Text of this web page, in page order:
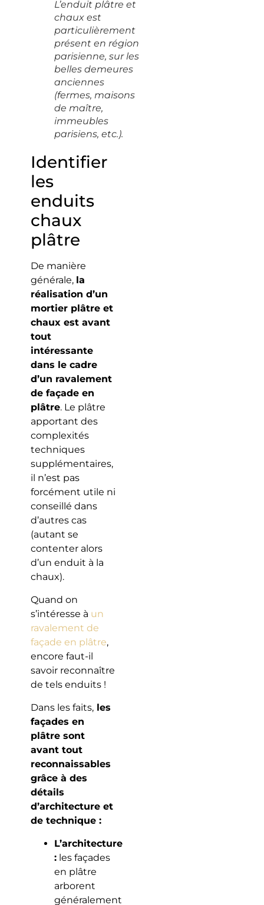
L’enduit plâtre et
chaux est
particulièrement
présent en région
parisienne, sur les
belles demeures
anciennes
(fermes, maisons
de maître,
immeubles
parisiens, etc.).
Identifier
les
enduits
chaux
plâtre
De manière
générale, la
réalisation d’un
mortier plâtre et
chaux est avant
tout
intéressante
dans le cadre
d’un ravalement
de façade en
plâtre. Le plâtre
apportant des
complexités
techniques
supplémentaires,
il n’est pas
forcément utile ni
conseillé dans
d’autres cas
(autant se
contenter alors
d’un enduit à la
chaux).
Quand on
s’intéresse à un
ravalement de
façade en plâtre,
encore faut-il
savoir reconnaître
de tels enduits !
Dans les faits,les
façades en
plâtre sont
avant tout
reconnaissables
grâce à des
détails
d’architecture et
de technique :
L’architecture
:les façades
en plâtre
arborent
généralement